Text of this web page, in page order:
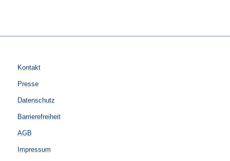
Kontakt
Presse
Datenschutz
Barrierefreiheit
AGB
Impressum